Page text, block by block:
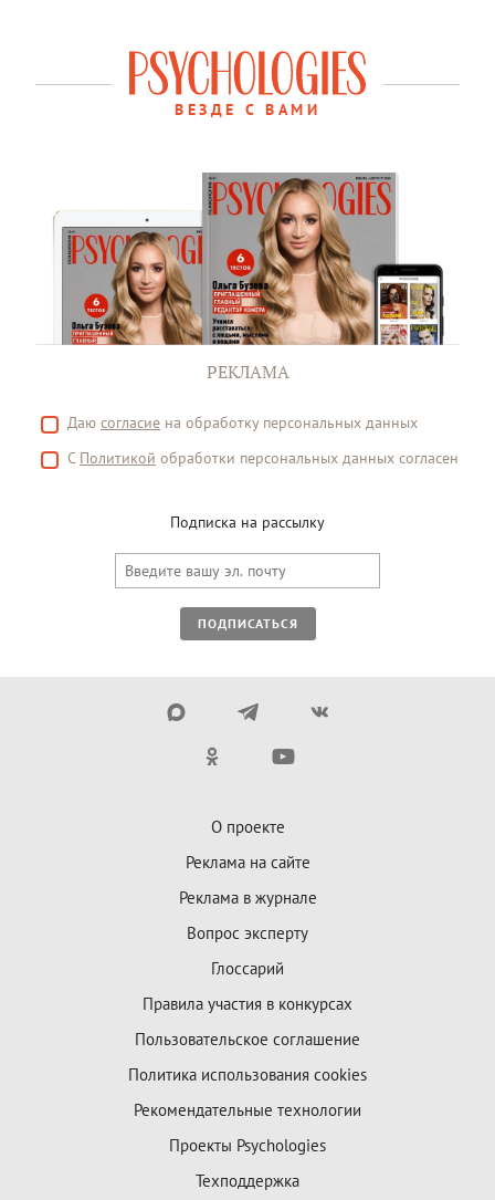
ВЕЗДЕ С ВАМИ
РЕКЛАМА
Даю согласие на обработку персональных данных
С Политикой обработки персональных данных согласен
Подписка на рассылку
ПОДПИСАТЬСЯ
О проекте
Реклама на сайте
Реклама в журнале
Вопрос эксперту
Глоссарий
Правила участия в конкурсах
Пользовательское соглашение
Политика использования cookies
Рекомендательные технологии
Проекты Psychologies
Техподдержка